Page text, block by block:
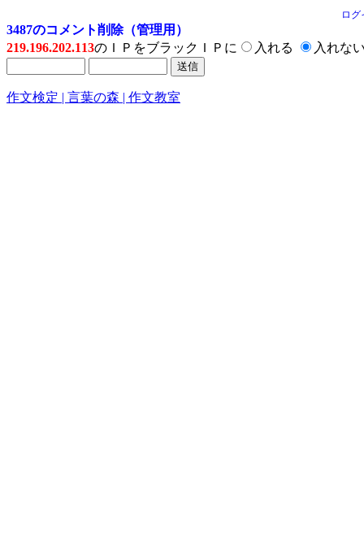
ログ
3487のコメント削除（管理用）
219.196.202.113のＩＰをブラックＩＰに 入れる 入れな
作文検定 | 言葉の森 | 作文教室